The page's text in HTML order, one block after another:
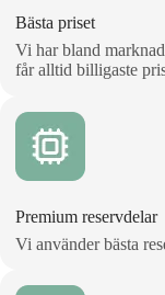
Bästa priset
Vi har bland
får alltid billigaste
Premium reservdelar
Vi använder bästa